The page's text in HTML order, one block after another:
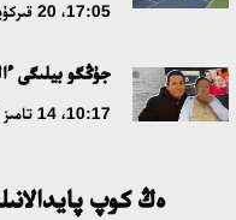
17:05، 20 قىركۇيەك 2025
جۇڭگو بيلىگى
10:17، 14 تامىز 2025
ەڭ كوپ